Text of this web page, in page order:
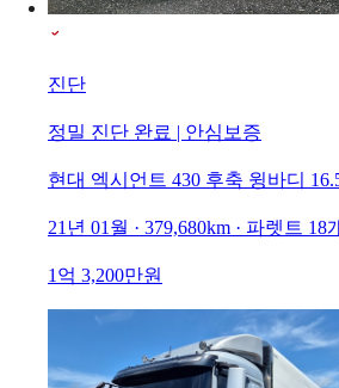
진단
정밀 진단 완료 | 안심보증
현대 엑시언트 430 후축 윙바디
21년 01월 · 379,680km · 파렛트 18
1억 3,200만원